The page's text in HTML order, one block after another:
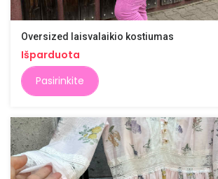
Oversized laisvalaikio kostiumas
Išparduota
Pasirinkite